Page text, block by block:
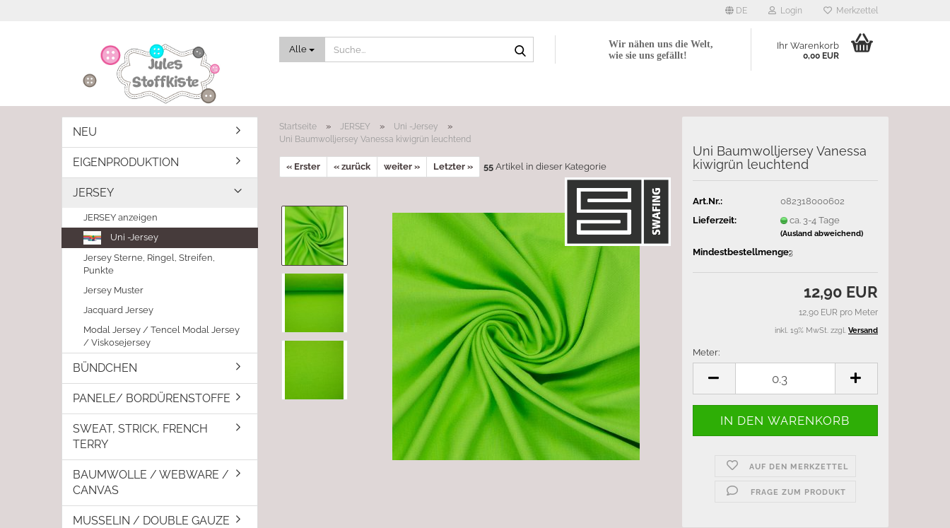
DE Login Merkzettel
Alle
Wir nähen uns die Welt,
wie sie uns gefällt!
Ihr Warenkorb
0,00 EUR
Startseite » JERSEY » Uni -Jersey »
Uni Baumwolljersey Vanessa kiwigrün leuchtend
« Erster « zurück weiter » Letzter » 55Artikel in dieser Kategorie
Uni Baumwolljersey Vanessa
kiwigrün leuchtend
Art.Nr.:
082318000602
Lieferzeit:
ca. 3-4 Tage
(Ausland abweichend)
Mindestbestellmenge:
0,3
12,90 EUR
12,90 EUR pro Meter
inkl. 19% MwSt. zzgl. Versand
Meter:
Meter
AUF DEN MERKZETTEL
FRAGE ZUM PRODUKT
NEU
EIGENPRODUKTION
JERSEY
JERSEY anzeigen
Uni -Jersey
Jersey Sterne, Ringel, Streifen,
Punkte
Jersey Muster
Jacquard Jersey
Modal Jersey / Tencel Modal Jersey
/ Viskosejersey
BÜNDCHEN
PANELE/ BORDÜRENSTOFFE
SWEAT, STRICK, FRENCH
TERRY
BAUMWOLLE / WEBWARE /
CANVAS
MUSSELIN / DOUBLE GAUZE